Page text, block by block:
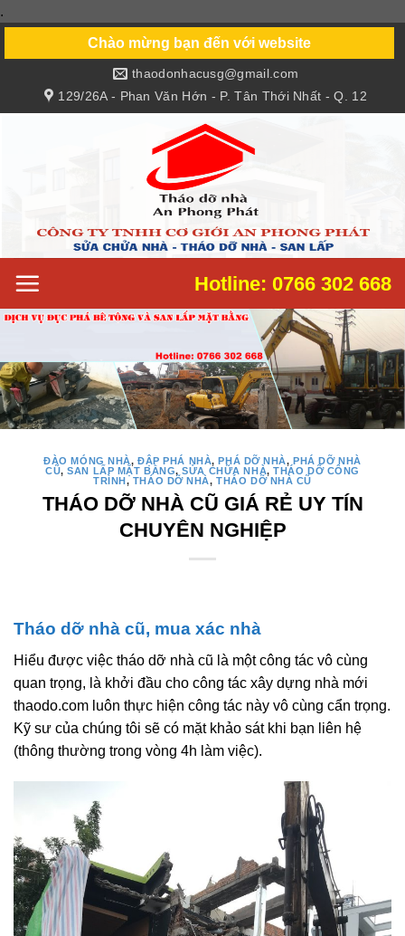
.
content
Chào mừng bạn đến với website
129/26A - Phan Văn Hớn - P. Tân Thới Nhất - Q. 12
thaodonhacusg@gmail.com
Hotline: 0766 302 668
ĐÀO MÓNG NHÀ,ĐẬP PHÁ NHÀ,PHÁ DỠ NHÀ,PHÁ DỠ NHÀ
CŨ,SAN LẤP MẶT BẰNG,SỬA CHỮA NHÀ, THÁO DỠ CÔNG
TRÌNH, THÁO DỠ NHÀ, THÁO DỠ NHÀ CŨ
THÁO DỠ NHÀ CŨ GIÁ RẺ UY TÍN
CHUYÊN NGHIỆP
Tháo dỡ nhà cũ, mua xác nhà
Hiểu được việc tháo dỡ nhà cũ là một công tác vô cùng
quan trọng, là khởi đầu cho công tác xây dựng nhà mới
thaodo.com luôn thực hiện công tác này vô cùng cẩn trọng.
Kỹ sư của chúng tôi sẽ có mặt khảo sát khi bạn liên hệ
(thông thường trong vòng 4h làm việc).